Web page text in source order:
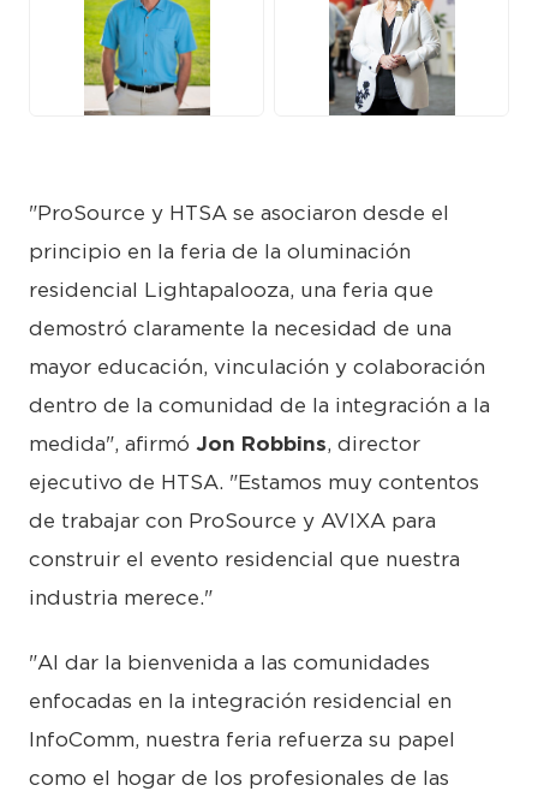
JPG
"ProSource y HTSA se asociaron desde el
principio en la feria de la oluminación
residencial Lightapalooza, una feria que
demostró claramente la necesidad de una
mayor educación, vinculación y colaboración
dentro de la comunidad de la integración a la
medida", afirmó Jon Robbins, director
ejecutivo de HTSA. "Estamos muy contentos
de trabajar con ProSource y AVIXA para
construir el evento residencial que nuestra
industria merece."
"Al dar la bienvenida a las comunidades
enfocadas en la integración residencial en
InfoComm, nuestra feria refuerza su papel
como el hogar de los profesionales de las